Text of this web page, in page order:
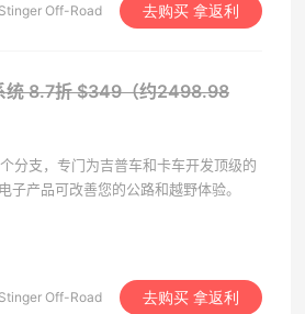
Stinger Off-Road 去购买 拿返利
统8.7折 $349（约2498.98
支，专门为吉普车和卡车开发顶级的
产品可改善您的公路和越野体验。
Stinger Off-Road 去购买 拿返利